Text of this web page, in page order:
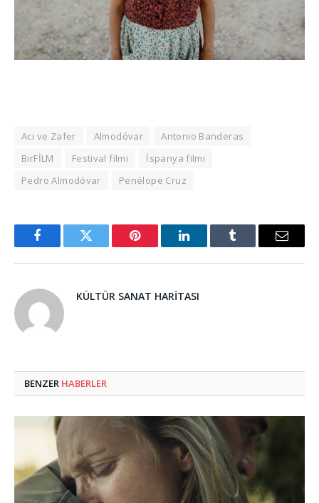
Acı ve Zafer Almodóvar
Antonio Banderas
BirFİLM
Festival filmi
İspanya filmi
Pedro Almodóvar
Penélope Cruz
FacebookTwitter Pinterest LinkedInTumblr Email
KÜLTÜR SANAT HARITASI
BENZER HABERLER